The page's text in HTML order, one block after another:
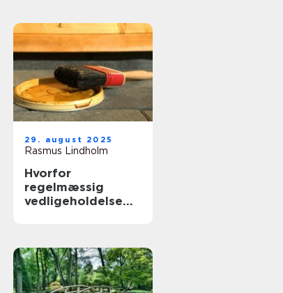
29. august 2025
Rasmus Lindholm
Hvorfor
regelmæssig
vedligeholdelse